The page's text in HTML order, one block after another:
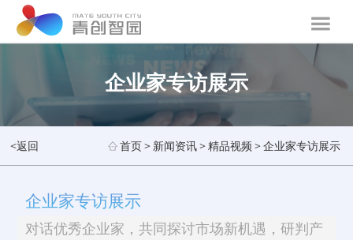
企业家专访展示
<返回 首页> 新闻资讯>精品视频>企业家专访展示
企业家专访展示
对话优秀企业家，共同探讨市场新机遇，研判产